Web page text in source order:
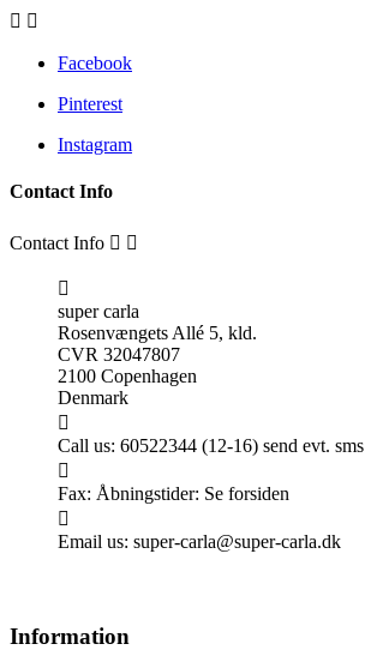
 
Facebook
Pinterest
Instagram
Contact Info
Contact Info  

super carla
Rosenvængets Allé 5, kld.
CVR 32047807
2100 Copenhagen
Denmark

Call us: 60522344 (12-16) send evt. sms

Fax: Åbningstider: Se forsiden

Email us: super-carla@super-carla.dk
Information